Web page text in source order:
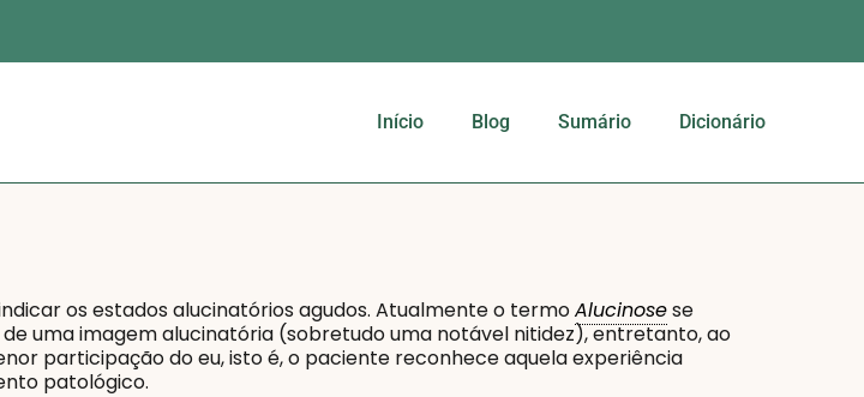
Início Blog Sumário Dicionário
os estados alucinatórios agudos. Atualmente o termoAlucinosese
uma imagem alucinatória (sobretudo uma notável nitidez), entretanto, ao
participação do eu, isto é, o paciente reconhece aquela experiência
patológico.